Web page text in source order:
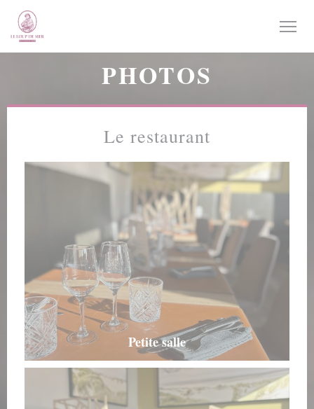
PHOTOS
Le restaurant
Petite salle